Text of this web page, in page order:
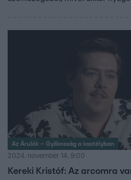
Az Árulók – Gyilkosság a kastélyban
2024. november 14. 9:00
Kereki Kristóf: Az arcomra